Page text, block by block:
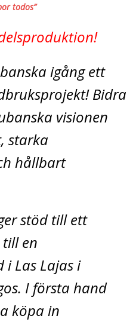
todos”
igång ett
Bidra
visionen
starka
hållbart
stöd till ett
en
i Las Lajas i
I första hand
köpa in